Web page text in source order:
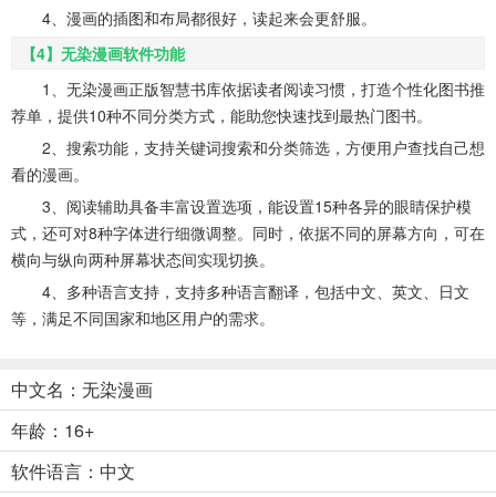
4、漫画的插图和布局都很好，读起来会更舒服。
【4】无染漫画软件功能
1、无染漫画正版智慧书库依据读者阅读习惯，打造个性化图书推
荐单，提供10种不同分类方式，能助您快速找到最热门图书。
2、搜索功能，支持关键词搜索和分类筛选，方便用户查找自己想
看的漫画。
3、阅读辅助具备丰富设置选项，能设置15种各异的眼睛保护模
式，还可对8种字体进行细微调整。同时，依据不同的屏幕方向，可在
横向与纵向两种屏幕状态间实现切换。
4、多种语言支持，支持多种语言翻译，包括中文、英文、日文
等，满足不同国家和地区用户的需求。
中文名：无染漫画
年龄：16+
软件语言：中文